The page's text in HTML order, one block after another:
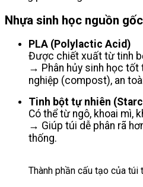
Nhựa sinh học nguồn
PLA (Polylactic Acid)
Được chiết xuất từ tinh
→ Phân hủy sinh học tốt
nghiệp (compost), an
Tinh bột tự nhiên
Có thể từ ngô, khoai mì,
→ Giúp túi dễ phân rã
thống.
Thành phần cấu tạo của túi